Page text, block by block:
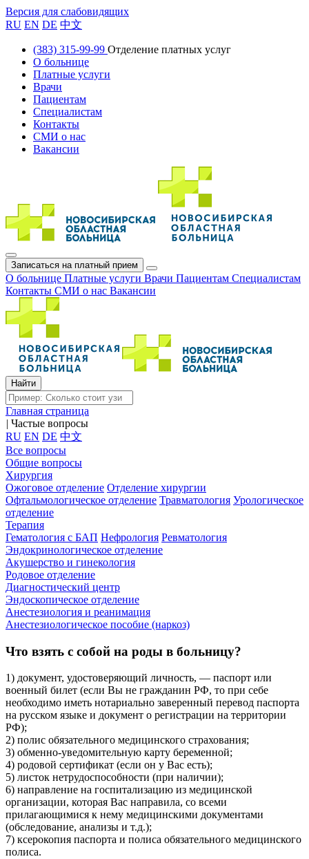
Версия для слабовидящих
RU EN DE 中文
(383) 315-99-99 Отделение платных услуг
О больнице
Платные услуги
Врачи
Пациентам
Специалистам
Контакты
СМИ о нас
Вакансии
Записаться на платный прием
О больнице Платные услуги Врачи Пациентам Специалистам
Контакты СМИ о нас Вакансии
Главная страница
| Частые вопросы
RU EN DE 中文
Все вопросы
Общие вопросы
Хирургия
Ожоговое отделение Отделение хирургии
Офтальмологическое отделение Травматология Урологическое
отделение
Терапия
Гематология с БАП Нефрология Ревматология
Эндокринологическое отделение
Акушерство и гинекология
Родовое отделение
Диагностический центр
Эндоскопическое отделение
Анестезиология и реанимация
Анестезиологическое пособие (наркоз)
Что взять с собой на роды в больницу?
1) документ, удостоверяющий личность, — паспорт или
военный билет (если Вы не гражданин РФ, то при себе
необходимо иметь нотариально заверенный перевод паспорта
на русском языке и документ о регистрации на территории
РФ);
2) полис обязательного медицинского страхования;
3) обменно-уведомительную карту беременной;
4) родовой сертификат (если он у Вас есть);
5) листок нетрудоспособности (при наличии);
6) направление на госпитализацию из медицинской
организации, которая Вас направила, со всеми
прилагающимися к нему медицинскими документами
(обследование, анализы и т.д.);
7) ксерокопия паспорта и полиса обязательного медицинского
полиса.